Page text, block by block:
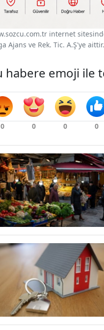
internet
Ajans ve Rek. Tic. A.Ş'ye
habere emoji ile